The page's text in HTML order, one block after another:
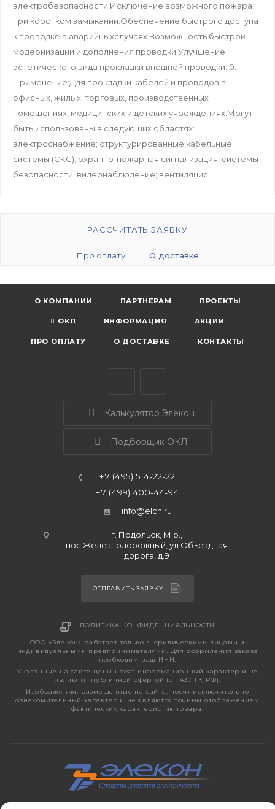
электробезопасности.Исключение возможного пожара
при коротком замыкании.Обеспечение быстрого доступа
к проводке в аварийныхслучаях.Возможность быстрой
модернизации и дополнения проводки.Улучшение
эстетического вида прокладки внешней проводки. 0:
Применение:Для прокладки кабелей и проводов в:
офисных, жилых, торговых, производственных
помещениях, медицинских и детских учреждениях.Могут
быть использованы в следующих областях:
электроснабжение; структурированные кабельные
системы (СКС); охранно-пожарная сигнализация; системы
безопасности; видеонаблюдение; вентиляция.
РАССЧИТАТЬ ЗАЯВКУ
Про оплату О доставке
О КОМПАНИИ ПАРТНЕРАМ ПРОЕКТЫ
ОКЛ ИНФОРМАЦИЯ АКЦИИ
ПРО ОПЛАТУ О ДОСТАВКЕ КОНТАКТЫ
Калькулятор Элекон
Подборщик ОКЛ
+7 (495) 514-22-22
+7 (499) 400-44-94
info@elcn.ru
г. Подольск, М.о.,
пос.Железнодорожный, ул.Объездная
дорога, д.9
ОТПРАВИТЬ ЗАЯВКУ
ПОЛИТИКА КОНФИДЕНЦИАЛЬНОСТИ
ООО «Элекон» работает только с юридическими лицами и
индивидуальными предпринимателями. Для оформления заказа
необходим ваш ИНН.
Указанные на сайте цены носят информационный характер и не
являются публичной офертой (ст. 437 ГК РФ).
Изображения, размещенные на сайте, носят исключительно
ознакомительный характер и не являются точным отображением
фактических характеристик товара.